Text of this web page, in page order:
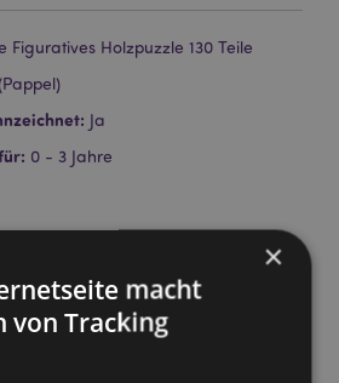
Figuratives Holzpuzzle 130 Teile
Ja
0 - 3 Jahre
Dieses Produkt ist für die unten
vollständig lizenziert. Wenn Sie
Gebiete befinden, versuchen
Produkt zu kaufen. Andernfalls
Bestellung entfernt. Für weitere
×
macht
von Tracking